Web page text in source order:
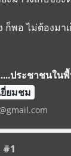
ก็พอ ไม่ต้องมา
ประชาชนใน
ยี่ยมชม
#1